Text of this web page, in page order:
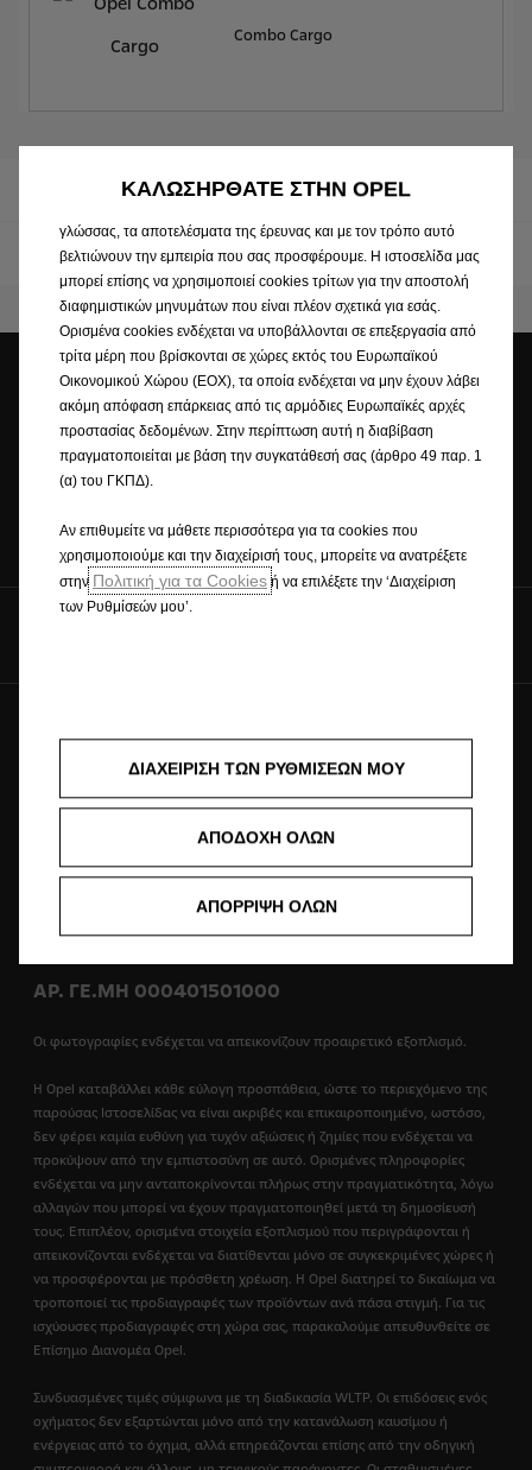
Combo Cargo
Combo Cargo
Διαμορφωτής
Εντοπισμός
συνεργάτη
Test Drive
Ζητήστε
Προσφορά
Online ραντεβού
Εμπορικό Σήμα & Πνευματικά Δικαιώματα
Opel Παγκοσμίως
Δήλωση Συμμόρφωσης
Επικοινωνήστε μαζί μας
Αποδοχή Cookies
Πολιτική Απορρήτου
Πολιτική Cookies
ΑΡ. ΓΕ.ΜΗ 000401501000
Οι φωτογραφίες ενδέχεται να απεικονίζουν προαιρετικό εξοπλισμό.
Η Opel καταβάλλει κάθε εύλογη προσπάθεια, ώστε το περιεχόμενο της
παρούσας Ιστοσελίδας να είναι ακριβές και επικαιροποιημένο, ωστόσο,
δεν φέρει καμία ευθύνη για τυχόν αξιώσεις ή ζημίες που ενδέχεται να
προκύψουν από την εμπιστοσύνη σε αυτό. Ορισμένες πληροφορίες
ενδέχεται να μην ανταποκρίνονται πλήρως στην πραγματικότητα, λόγω
αλλαγών που μπορεί να έχουν πραγματοποιηθεί μετά τη δημοσίευσή
τους. Επιπλέον, ορισμένα στοιχεία εξοπλισμού που περιγράφονται ή
απεικονίζονται ενδέχεται να διατίθενται μόνο σε συγκεκριμένες χώρες ή
να προσφέρονται με πρόσθετη χρέωση. Η Opel διατηρεί το δικαίωμα να
τροποποιεί τις προδιαγραφές των προϊόντων ανά πάσα στιγμή. Για τις
ισχύουσες προδιαγραφές στη χώρα σας, παρακαλούμε απευθυνθείτε σε
Επίσημο Διανομέα Opel.
Συνδυασμένες τιμές σύμφωνα με τη διαδικασία WLTP. Οι επιδόσεις ενός
οχήματος δεν εξαρτώνται μόνο από την κατανάλωση καυσίμου ή
ενέργειας από το όχημα, αλλά επηρεάζονται επίσης από την οδηγική
ΚΑΛΩΣΗΡΘΑΤΕ ΣΤΗΝ OPEL
προσβασιμότητα. Βελτιώνουν την χρηστικότητα και την επίδοση
γλώσσας, τα αποτελέσματα της έρευνας και με τον τρόπο αυτό
βελτιώνουν την εμπειρία που σας προσφέρουμε. Η ιστοσελίδα μας
μπορεί επίσης να χρησιμοποιεί cookies τρίτων για την αποστολή
διαφημιστικών μηνυμάτων που είναι πλέον σχετικά για εσάς.
Ορισμένα cookies ενδέχεται να υποβάλλονται σε επεξεργασία από
τρίτα μέρη που βρίσκονται σε χώρες εκτός του Ευρωπαϊκού
Οικονομικού Χώρου (ΕΟΧ), τα οποία ενδέχεται να μην έχουν λάβει
ακόμη απόφαση επάρκειας από τις αρμόδιες Ευρωπαϊκές αρχές
προστασίας δεδομένων. Στην περίπτωση αυτή η διαβίβαση
πραγματοποιείται με βάση την συγκατάθεσή σας (άρθρο 49 παρ. 1
(α) του ΓΚΠΔ).
Αν επιθυμείτε να μάθετε περισσότερα για τα cookies που
χρησιμοποιούμε και την διαχείρισή τους, μπορείτε να ανατρέξετε
στην Πολιτική για τα Cookies ή να επιλέξετε την ‘Διαχείριση
των Ρυθμίσεών μου’.
ΔΙΑΧΕΙΡΙΣΗ ΤΩΝ ΡΥΘΜΙΣΕΩΝ ΜΟΥ
ΑΠΟΔΟΧΗ ΟΛΩΝ
ΑΠΟΡΡΙΨΗ ΟΛΩΝ